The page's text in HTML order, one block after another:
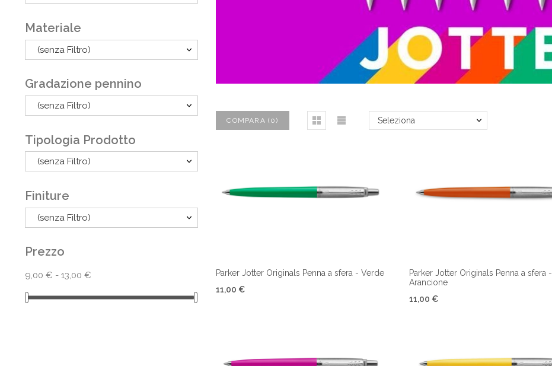
Materiale
(senza Filtro)
Gradazione pennino
(senza Filtro)
Tipologia Prodotto
(senza Filtro)
Finiture
(senza Filtro)
Prezzo
9,00 € - 13,00 €
COMPARA ( 0 ) Seleziona
Parker Jotter Originals Penna a sfera - Verde
11,00 €
Parker Jotter Originals Penna a sfera -
Arancione
11,00 €